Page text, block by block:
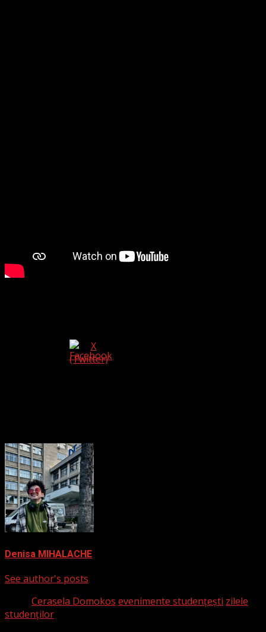
Denisa MIHALACHE
See author's posts
Cerasela Domokos evenimente studențești zilele
studenților